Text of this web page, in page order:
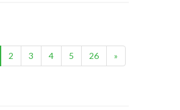
2 3 4 5 26 »